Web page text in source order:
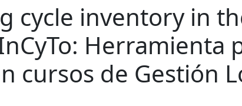
cycle inventory in
Herramienta
cursos de Gestión